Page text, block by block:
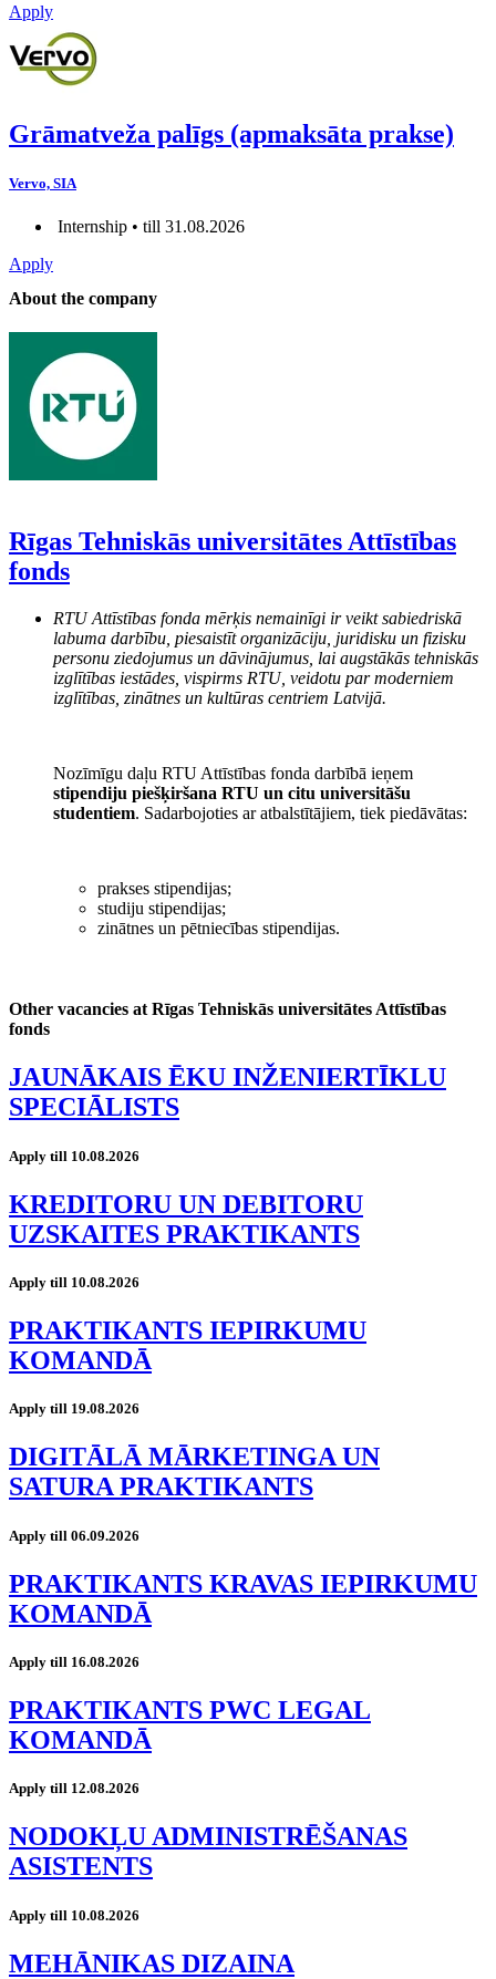
Apply
Grāmatveža palīgs (apmaksāta prakse)
Vervo, SIA
Internship • till 31.08.2026
Apply
About the company
Rīgas Tehniskās universitātes Attīstības
fonds
RTU Attīstības fonda mērķis nemainīgi ir veikt sabiedriskā
labuma darbību, piesaistīt organizāciju, juridisku un fizisku
personu ziedojumus un dāvinājumus, lai augstākās tehniskās
izglītības iestādes, vispirms RTU, veidotu par moderniem
izglītības, zinātnes un kultūras centriem Latvijā.
Nozīmīgu daļu RTU Attīstības fonda darbībā ieņem
stipendiju piešķiršana RTU un citu universitāšu
studentiem. Sadarbojoties ar atbalstītājiem, tiek piedāvātas:
prakses stipendijas;
studiju stipendijas;
zinātnes un pētniecības stipendijas.
Other vacancies at Rīgas Tehniskās universitātes Attīstības
fonds
JAUNĀKAIS ĒKU INŽENIERTĪKLU
SPECIĀLISTS
Apply till 10.08.2026
KREDITORU UN DEBITORU
UZSKAITES PRAKTIKANTS
Apply till 10.08.2026
PRAKTIKANTS IEPIRKUMU
KOMANDĀ
Apply till 19.08.2026
DIGITĀLĀ MĀRKETINGA UN
SATURA PRAKTIKANTS
Apply till 06.09.2026
PRAKTIKANTS KRAVAS IEPIRKUMU
KOMANDĀ
Apply till 16.08.2026
PRAKTIKANTS PWC LEGAL
KOMANDĀ
Apply till 12.08.2026
NODOKĻU ADMINISTRĒŠANAS
ASISTENTS
Apply till 10.08.2026
MEHĀNIKAS DIZAINA